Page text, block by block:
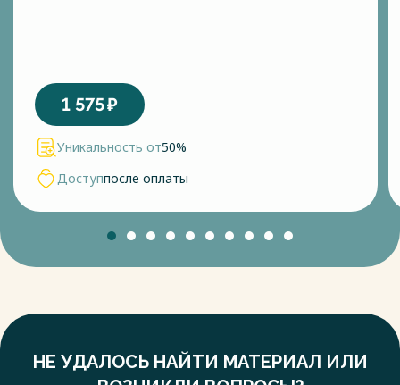
1 575₽
Уникальность от50%
Доступпосле оплаты
НЕ УДАЛОСЬ НАЙТИ МАТЕРИАЛ ИЛИ